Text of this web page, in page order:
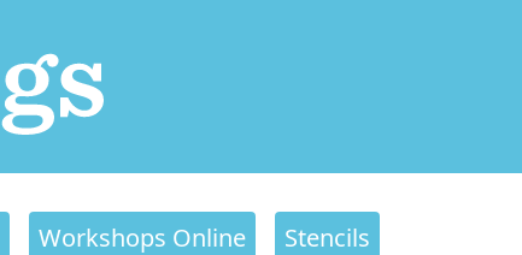
Workshops Online Stencils